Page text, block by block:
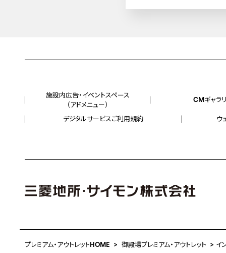
施設内広告・イベントスペース
（アドメニュー）
CMギャラ
デジタルサービスご利用規約 ウ
プレミアム・アウトレットHOME 御殿場プレミアム・アウトレット イ